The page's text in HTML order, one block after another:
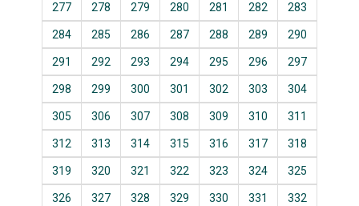
277 278 279 280 281 282 283
284 285 286 287 288 289 290
291 292 293 294 295 296 297
298 299 300 301 302 303 304
305 306 307 308 309 310 311
312 313 314 315 316 317 318
319 320 321 322 323 324 325
326 327 328 329 330 331 332